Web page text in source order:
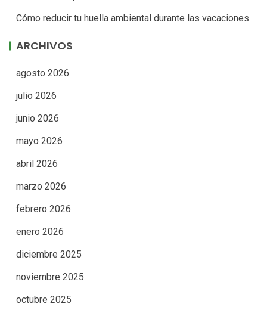
Cómo reducir tu huella ambiental durante las vacaciones
ARCHIVOS
agosto 2026
julio 2026
junio 2026
mayo 2026
abril 2026
marzo 2026
febrero 2026
enero 2026
diciembre 2025
noviembre 2025
octubre 2025